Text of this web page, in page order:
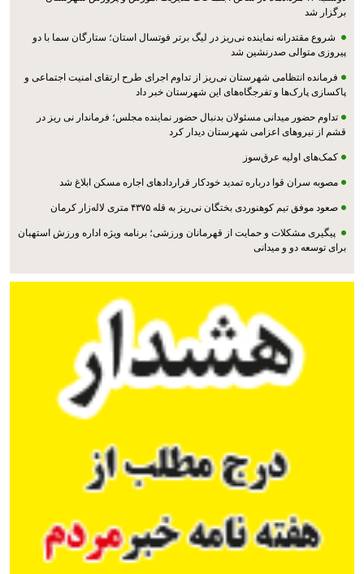
برگزار شد
شروع مقتدرانه نماینده نی‌ریز در لیگ برتر فوتسال استان؛ ستارگان سما با دو
پیروزی متوالی صدرنشین شد
فرمانده انتظامی شهرستان نی‌ریز از تداوم اجرای طرح ارتقای امنیت اجتماعی و
پاکسازی پارک‌ها و تفرجگاه‌های این شهرستان خبر داد
تداوم حضور میدانی مسئولان بدنبال حضور نماینده مجلس؛ فرماندار نی ریز در
قشم از نیروهای اعزامی شهرستان دیدار کرد
کمک‌های اولیه عرق‌سوز
مصوبه سران قوا درباره تمدید خودکار قراردادهای اجاره مسکن ابلاغ شد
صعود موفق تیم کوهنوردی بختگان نی‌ریز به قله ۴۳۷۵ متری لاله‌زار کرمان
پیگیری مشکلات و حمایت از قهرمانان ورزشی؛ برنامه ویژه اداره ورزش استهبان
برای توسعه دو و میدانی